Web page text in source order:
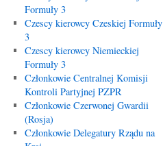
Formuły 3
Czescy kierowcy Czeskiej Formuły
3
Czescy kierowcy Niemieckiej
Formuły 3
Członkowie Centralnej Komisji
Kontroli Partyjnej PZPR
Członkowie Czerwonej Gwardii
(Rosja)
Członkowie Delegatury Rządu na